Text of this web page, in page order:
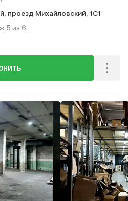
проезд Михайловский, 1С1
5 из 6.